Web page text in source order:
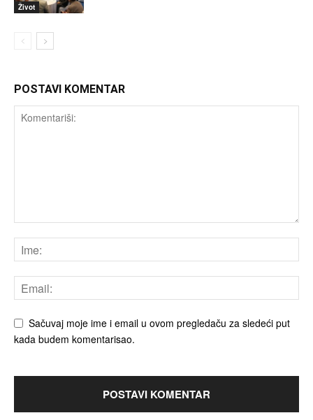
Život
POSTAVI KOMENTAR
Sačuvaj moje ime i email u ovom pregledaču za sledeći put
kada budem komentarisao.